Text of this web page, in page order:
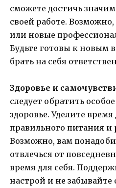
сможете достичь
своей работе.
или новые
Будьте готовы к новым
брать на себя
Здоровье и
следует обратить
здоровье. Уделите
правильного питания и
Возможно, вам
отвлечься от
время для себя.
настрой и не забывайте